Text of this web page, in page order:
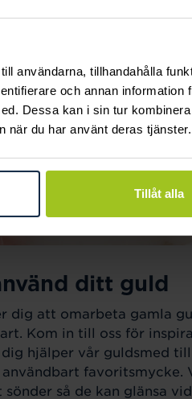
användarna, tillhandahålla
och annan information
Dessa kan i sin tur
när du har använt deras tjänster.
Tillåt alla
ditt guld
dig att omarbeta gamla
Kom in till oss för
hjälper vår guldsmed
favoritsmycke.
sönder så de kan glänsa